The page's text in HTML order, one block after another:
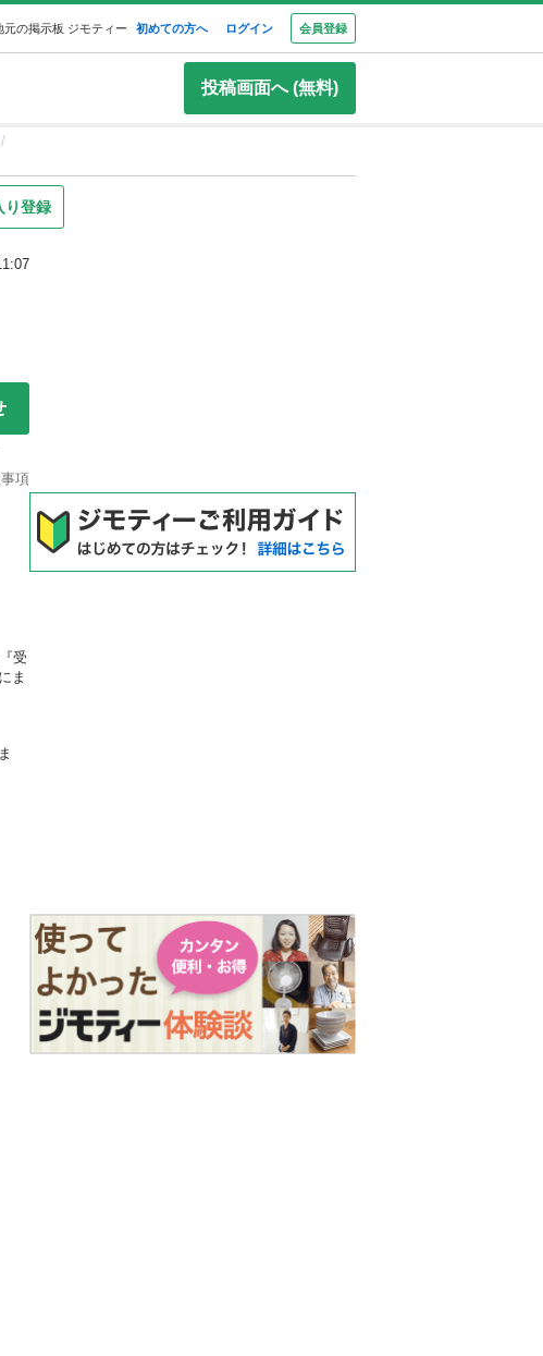
元の掲示板 ジモティー 初めての方へ ログイン 会員登録
投稿画面へ (無料)
り登録
項
受
ま